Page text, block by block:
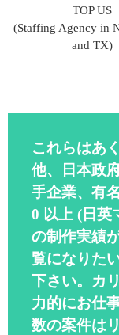
TOP US
(Staffing Agency in
and TX)
これらはあ
他、日本政
手企業、有
0 以上 (日英
の制作実績
覧になりた
下さい。カ
力的にお仕
数の案件は